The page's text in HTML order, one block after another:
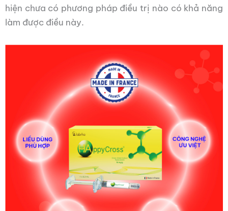
hiện chưa có phương pháp điều trị nào có khả năng
làm được điều này.